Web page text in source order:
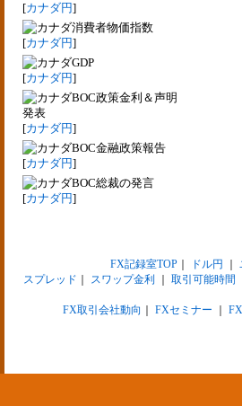
[カナダ円]
消費者物価指数
[カナダ円]
GDP
[カナダ円]
BOC政策金利＆声明
発表
[カナダ円]
BOC金融政策報告
[カナダ円]
BOC総裁の発言
[カナダ円]
FX記録室TOP｜ ドル円
スプレッド
スワップ金利 取引可能時間
FX取引会社動向 FXセミナー